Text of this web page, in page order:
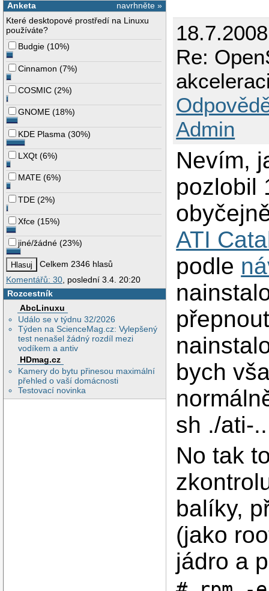
navrhněte »
Anketa
Které desktopové prostředí na Linuxu
používáte?
Budgie (10%)
Cinnamon (7%)
COSMIC (2%)
GNOME (18%)
KDE Plasma (30%)
LXQt (6%)
MATE (6%)
TDE (2%)
Xfce (15%)
jiné/žádné (23%)
Celkem 2346 hlasů
Komentářů: 30 , poslední 3.4. 20:20
Rozcestník
AbcLinuxu
Událo se v týdnu 32/2026
Týden na ScienceMag.cz: Vylepšený
test nenašel žádný rozdíl mezi
vodíkem a antiv
HDmag.cz
Kamery do bytu přinesou maximální
přehled o vaší domácnosti
Testovací novinka
Section "Screen"
  DefaultDepth 24
SubSection
    Depth      15
Modes
  EndSubSection
SubSection
    Depth      16
Modes
  EndSubSection
SubSection
    Depth      24
Modes
  EndSubSection
SubSection
    Depth      8
Modes
  EndSubSection
Device
Identifier
Monitor
EndSection
Section "Device"
BoardName
Driver
Identifier
Option
Option
#  Option
Option
Option
VendorName
Option
Option
Option
Option
Option
Option
Option
Option
Option
EndSection
Identifier
InputDevice
InputDevice
Option
Option
Screen
EndSection
Section "DRI"
Re:
Admin
Nevím,
pozlobil
ATI
podle
bych
sh ./ati-
No tak
balíky,
(jako
jádro a